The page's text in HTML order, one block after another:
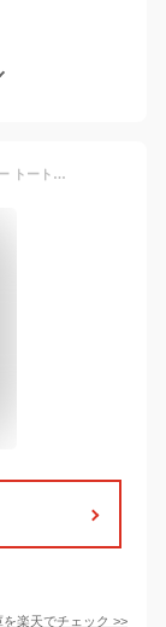
マインクラフト 撥水 ボストンバッグ クリーピー トートバック プールバッグ 手提げ袋 レッスンバッグ スイミング 水泳バッグ ビーチバッグ 男の子 女の子 学校 保育園 幼稚園 minecraft かっこいい ブラック 防水 マチあり マザーバッグ かばん 子供 ビニールバッグ BAG
を楽天でチェック >>